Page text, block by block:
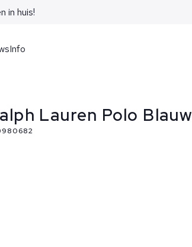
in huis!
Info
Lauren Polo Blauw